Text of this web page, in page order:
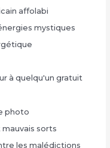
affolabi
mystiques
à quelqu'un gratuit
photo
sorts
les malédictions